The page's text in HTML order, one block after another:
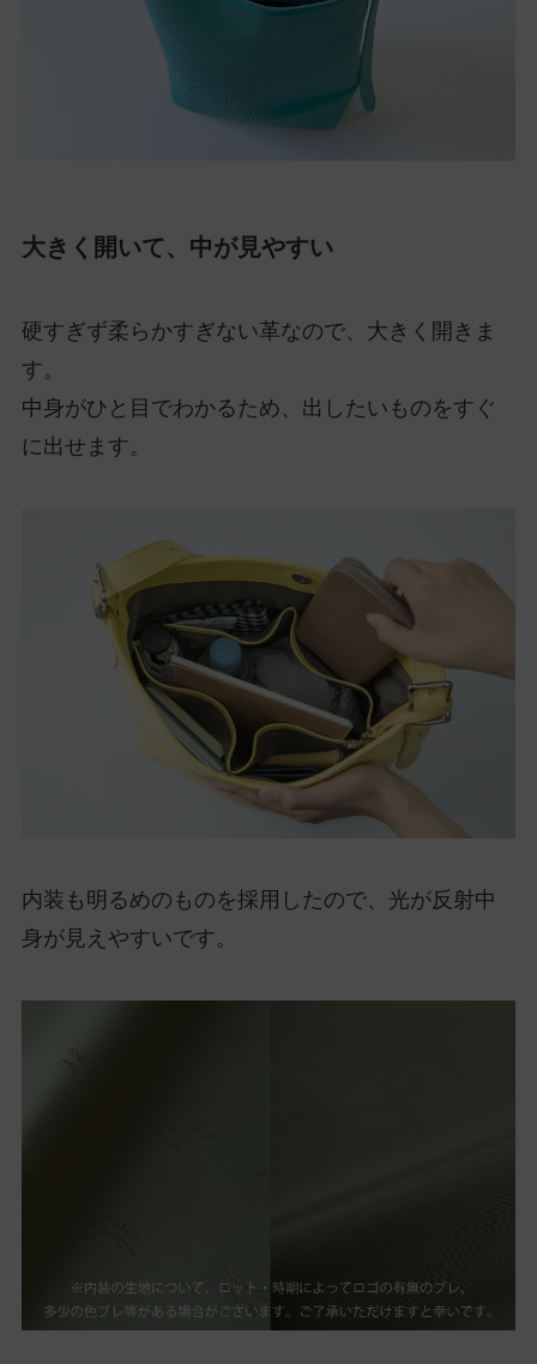
大きく開いて、中が見やすい
硬すぎず柔らかすぎない革なので、大きく開きま
す。
中身がひと目でわかるため、出したいものをすぐ
に出せます。
内装も明るめのものを採用したので、光が反射中
身が見えやすいです。